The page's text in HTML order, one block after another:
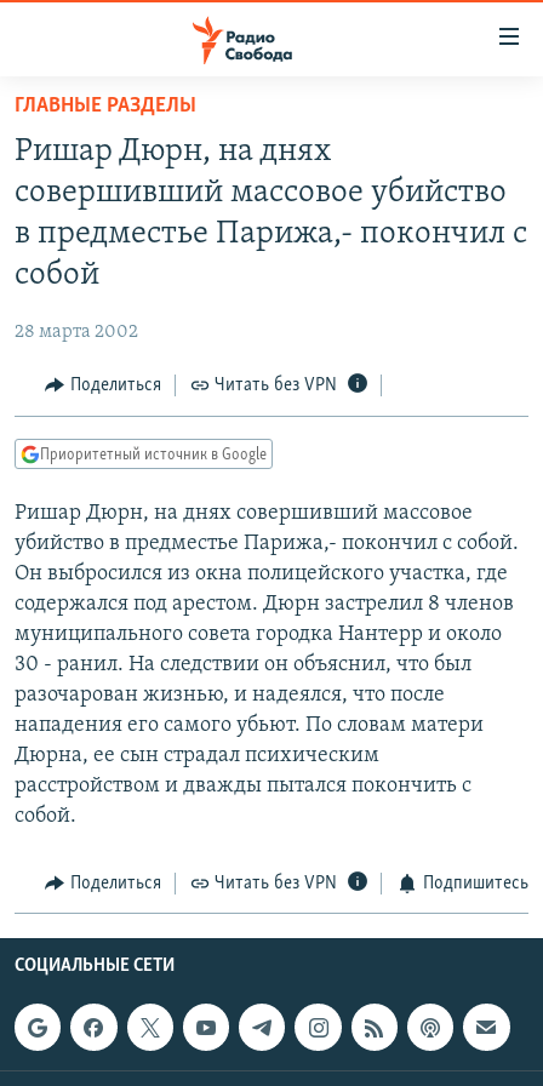
упрощенного
доступа
основному
содержанию
навигации
Вернутся
ПОДКАСТЫ
АВТОРСКИЕ ПРОЕКТЫ
ЦИТАТЫ СВОБОДЫ
КУЛЬТУРА
IDEL.РЕАЛИИ
КАВКАЗ.РЕАЛИИ
СИБИРЬ.РЕАЛИИ
РАСПИСАНИЕ ВЕЩАНИЯ
ПОДПИШИТЕСЬ НА РАССЫЛКУ
СОЦИАЛЬНЫЕ СЕТИ
ГЛАВНЫЕ РАЗДЕЛЫ
Ришар Дюрн, на днях
совершивший массовое убийство
в предместье Парижа,- покончил с
собой
28 марта 2002
Поделиться Читать без VPN
Приоритетный источник в Google
Ришар Дюрн, на днях совершивший массовое
убийство в предместье Парижа,- покончил с собой.
Он выбросился из окна полицейского участка, где
содержался под арестом. Дюрн застрелил 8 членов
муниципального совета городка Нантерр и около
30 - ранил. На следствии он объяснил, что был
разочарован жизнью, и надеялся, что после
нападения его самого убьют. По словам матери
Дюрна, ее сын страдал психическим
расстройством и дважды пытался покончить с
собой.
Поделиться Читать без VPN Подпишитесь
СОЦИАЛЬНЫЕ СЕТИ